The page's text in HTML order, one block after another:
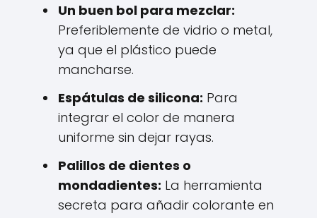
Un buen bol para mezclar:
Preferiblemente de vidrio o metal,
ya que el plástico puede
mancharse.
Espátulas de silicona: Para
integrar el color de manera
uniforme sin dejar rayas.
Palillos de dientes o
mondadientes: La herramienta
secreta para añadir colorante en